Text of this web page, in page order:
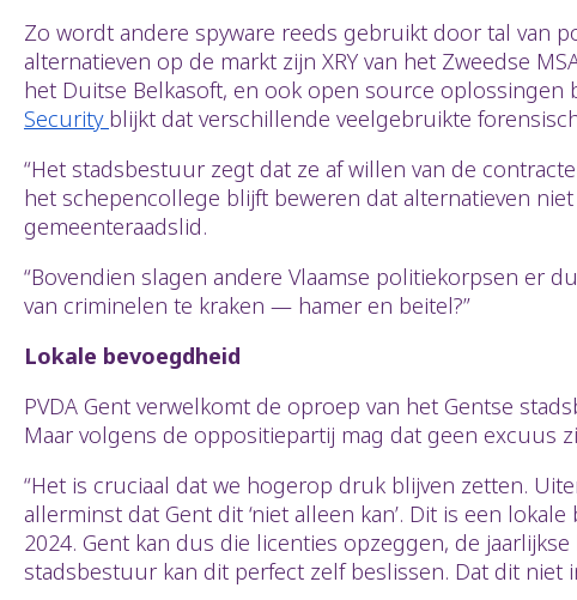
Zo wordt andere spyware reeds gebruikt door tal van
alternatieven op de markt zijn XRY van het Zweedse
het Duitse Belkasoft, en ook open source oplossingen
Security blijkt dat verschillende veelgebruikte
“Het stadsbestuur zegt dat ze af willen van de
het schepencollege blijft beweren dat alternatieven
gemeenteraadslid.
“Bovendien slagen andere Vlaamse politiekorpsen er
van criminelen te kraken — hamer en beitel?”
Lokale bevoegdheid
PVDA Gent verwelkomt de oproep van het Gentse
Maar volgens de oppositiepartij mag dat geen excuus
“Het is cruciaal dat we hogerop druk blijven zetten.
allerminst dat Gent dit ‘niet alleen kan’. Dit is een
2024. Gent kan dus die licenties opzeggen, de
stadsbestuur kan dit perfect zelf beslissen. Dat dit niet